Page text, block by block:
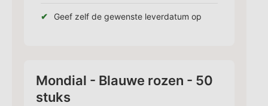
Geef zelf de gewenste leverdatum op
Mondial - Blauwe rozen - 50
stuks